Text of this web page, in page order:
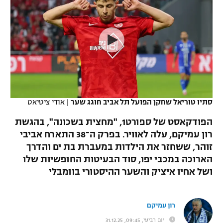
רץ ברשת
תוצאות
לוח שידורים
ברחבה
"מעל הליגה" – פודקאסט
נבחרת ישראל
מכבי חיפה
בית"ר ירושלים
מכבי תל אביב
הפועל תל אביב
הפועל חיפה
הפועל באר שבע
בני יהודה
ליגה ספרדית
ליגה איטלקית
ליגה צרפתית
ליגה הולנדית
ליגה טורקית
ליגה ברזילאית
כדורסל נשים
מכבי תל אביב
הפועל חולון
הפועל ירושלים
דני אבדיה
יורוקאפ
כדוריד
כדורעף
שחייה
ג'ודו
אגרוף
ספורט אולימפי
היאבקות WWE
סתיו טוריאל שחקן הפועל תל אביב חוגג שער | אודי ציטיאט
הפודקאסט של ספורט1, "מחצית בשכונה", בהגשת
רון עמיקם, עלה לאוויר. בפרק ה־38 התארח אביבי
זוהר, ששחזר את הילדות במעברת בת ים והדרך
הארוכה במכבי יפו, סוד הבעיטות החופשיות שלו
ושל אחיו איציק והשער ההיסטורי בוומבלי
רון עמיקם
יום רביעי, 09:45, 31.12.25